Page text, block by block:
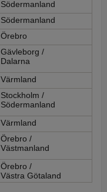
Södermanland
Södermanland
Örebro
Gävleborg /
Dalarna
Värmland
Stockholm /
Södermanland
Värmland
Örebro /
Västmanland
Örebro /
Västra Götaland